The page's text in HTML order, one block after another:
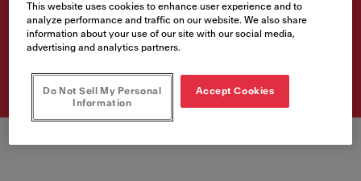
Vyhledávač prodejních
This website uses cookies to enhance user experience and to
analyze performance and traffic on our website. We also share
information about your use of our site with our social media,
advertising and analytics partners.
Do Not Sell My Personal
Information
Accept Cookies